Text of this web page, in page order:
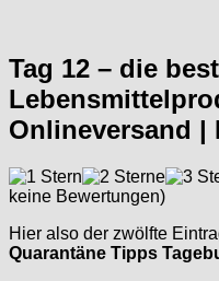
Tag 12 – die
Onlineversand |
keine Bewertungen)
Hier also der zwölfte
Quarantäne Tipps